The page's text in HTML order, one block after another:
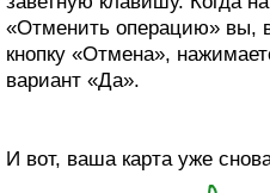
«Отменить операцию» вы,
кнопку «Отмена»,
вариант «Да».
И вот, ваша карта уже